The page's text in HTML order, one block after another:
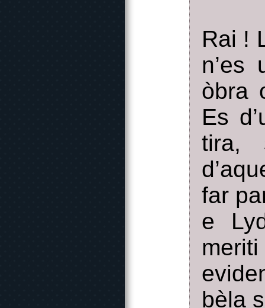
Rai !
n’es
òbra
Es
tira,
far
e
bèla